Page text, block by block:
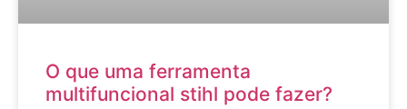
O que uma ferramenta
multifuncional stihl pode fazer?